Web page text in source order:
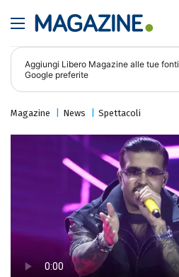
Aggiungi Libero Magazine alle tue fonti
Google preferite
Magazine News Spettacoli